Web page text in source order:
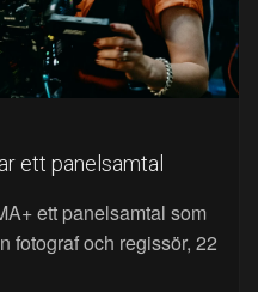
ett panelsamtal
ett panelsamtal som
fotograf och regissör, 22